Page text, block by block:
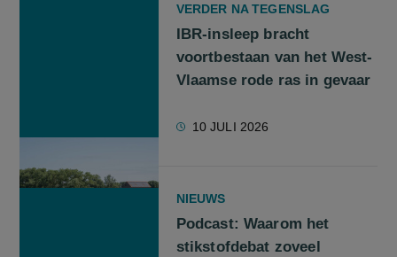
VERDER NA TEGENSLAG
IBR-insleep bracht
voortbestaan van het West-
Vlaamse rode ras in gevaar
10 JULI 2026
NIEUWS
Podcast: Waarom het
stikstofdebat zoveel